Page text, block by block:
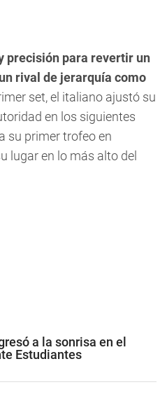
precisión para revertir un
rival de jerarquía como
set, el italiano ajustó su
en los siguientes
su primer trofeo en
lugar en lo más alto del
a la sonrisa en el
Estudiantes